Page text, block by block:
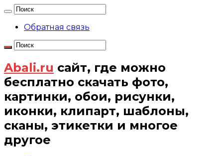
Обратная связь
Abali.ru сайт, где можно
бесплатно скачать фото,
картинки, обои, рисунки,
иконки, клипарт, шаблоны,
сканы, этикетки и многое
другое